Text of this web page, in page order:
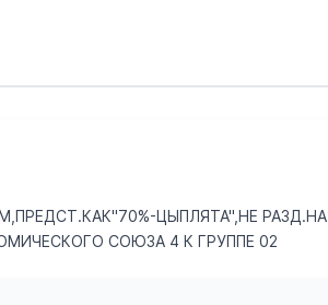
ЦЫПЛЯТА",НЕ РАЗД.НА
СОЮЗА 4 К ГРУППЕ 02